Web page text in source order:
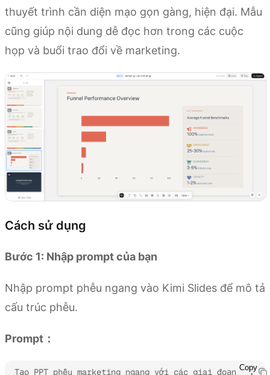
thuyết trình cần diện mạo gọn gàng, hiện đại. Mẫu
cũng giúp nội dung dễ đọc hơn trong các cuộc
họp và buổi trao đổi về marketing.
Cách sử dụng
Bước 1: Nhập prompt của bạn
Nhập prompt phễu ngang vào Kimi Slides để mô tả
cấu trúc phễu.
Prompt：
Tạo PPT phễu marketing ngang với các giai đoạn Copy